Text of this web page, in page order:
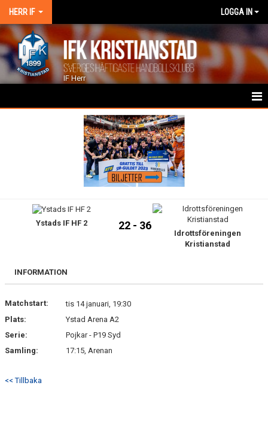
HERR IF LOGGA IN
IF Herr
GÄSTBOK
DOKUMENT
KONTAKT
Ystads IF HF 2 22 - 36
Idrottsföreningen
Kristianstad
INFORMATION
Matchstart:
tis 14 januari, 19:30
Plats:
Ystad Arena A2
Serie:
Pojkar - P19 Syd
Samling:
17:15, Arenan
<< Tillbaka